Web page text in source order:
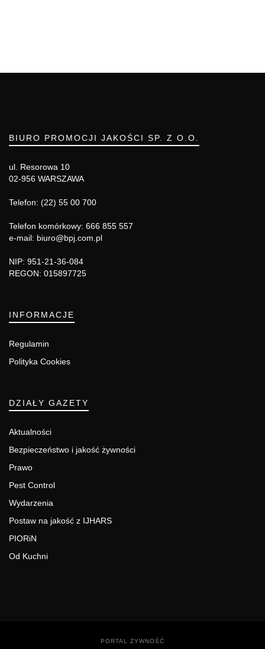
BIURO PROMOCJI JAKOŚCI SP. Z O.O.
ul. Resorowa 10
02-956 WARSZAWA
Telefon: (22) 55 00 700
Telefon komórkowy: 666 855 557
e-mail: biuro@bpj.com.pl
NIP: 951-21-36-084
REGON: 015897725
INFORMACJE
Regulamin
Polityka Cookies
DZIAŁY GAZETY
Aktualności
Bezpieczeństwo i jakość żywności
Prawo
Pest Control
Wydarzenia
Postaw na jakość z IJHARS
PIORiN
Od Kuchni
PORTAL ŻYWNOŚĆ